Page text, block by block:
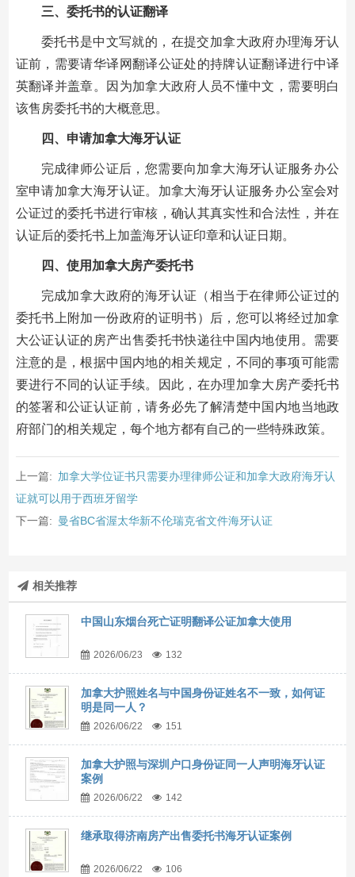
三、委托书的认证翻译
委托书是中文写就的，在提交加拿大政府办理海牙认
证前，需要请华译网翻译公证处的持牌认证翻译进行中译
英翻译并盖章。因为加拿大政府人员不懂中文，需要明白
该售房委托书的大概意思。
四、申请加拿大海牙认证
完成律师公证后，您需要向加拿大海牙认证服务办公
室申请加拿大海牙认证。加拿大海牙认证服务办公室会对
公证过的委托书进行审核，确认其真实性和合法性，并在
认证后的委托书上加盖海牙认证印章和认证日期。
四、使用加拿大房产委托书
完成加拿大政府的海牙认证（相当于在律师公证过的
委托书上附加一份政府的证明书）后，您可以将经过加拿
大公证认证的房产出售委托书快递往中国内地使用。需要
注意的是，根据中国内地的相关规定，不同的事项可能需
要进行不同的认证手续。因此，在办理加拿大房产委托书
的签署和公证认证前，请务必先了解清楚中国内地当地政
府部门的相关规定，每个地方都有自己的一些特殊政策。
上一篇: 加拿大学位证书只需要办理律师公证和加拿大政府海牙认
证就可以用于西班牙留学
下一篇: 曼省BC省渥太华新不伦瑞克省文件海牙认证
相关推荐
中国山东烟台死亡证明翻译公证加拿大使用
2026/06/23 132
加拿大护照姓名与中国身份证姓名不一致，如何证
明是同一人？
2026/06/22 151
加拿大护照与深圳户口身份证同一人声明海牙认证
案例
2026/06/22 142
继承取得济南房产出售委托书海牙认证案例
2026/06/22 106